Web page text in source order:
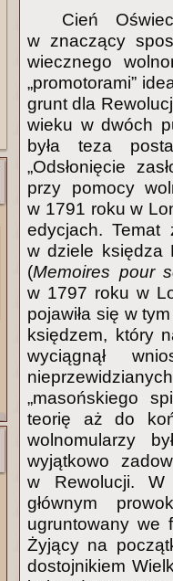
Cień
w znaczący
wiecznego
„promotorami”
grunt dla
wieku w dwóch
była teza
„Odsłonięcie
przy pomocy
w 1791 roku w
edycjach. Temat
w dziele księdza
(Memoires pour
w 1797 roku w
pojawiła się w
księdzem, który
wyciągnął
„masońskiego
teorię aż do
wolnomularzy
wyjątkowo
w Rewolucji. W
głównym
ugruntowany we
Żyjący na
dostojnikiem